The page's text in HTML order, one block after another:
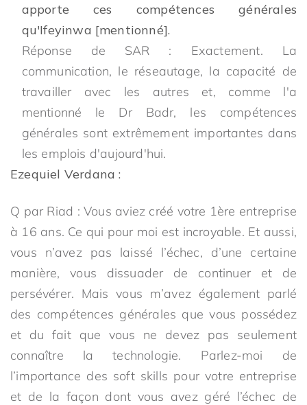
apporte ces compétences générales
qu'Ifeyinwa [mentionné].
Réponse de SAR : Exactement. La
communication, le réseautage, la capacité de
travailler avec les autres et, comme l'a
mentionné le Dr Badr, les compétences
générales sont extrêmement importantes dans
les emplois d'aujourd'hui.
Ezequiel Verdana :
Q par Riad : Vous aviez créé votre 1ère entreprise
à 16 ans. Ce qui pour moi est incroyable. Et aussi,
vous n’avez pas laissé l’échec, d’une certaine
manière, vous dissuader de continuer et de
persévérer. Mais vous m’avez également parlé
des compétences générales que vous possédez
et du fait que vous ne devez pas seulement
connaître la technologie. Parlez-moi de
l’importance des soft skills pour votre entreprise
et de la façon dont vous avez géré l’échec de